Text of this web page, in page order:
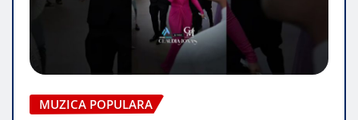
MUZICA POPULARA